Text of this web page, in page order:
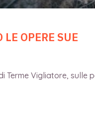
OPERE SUE
Terme Vigliatore, sulle